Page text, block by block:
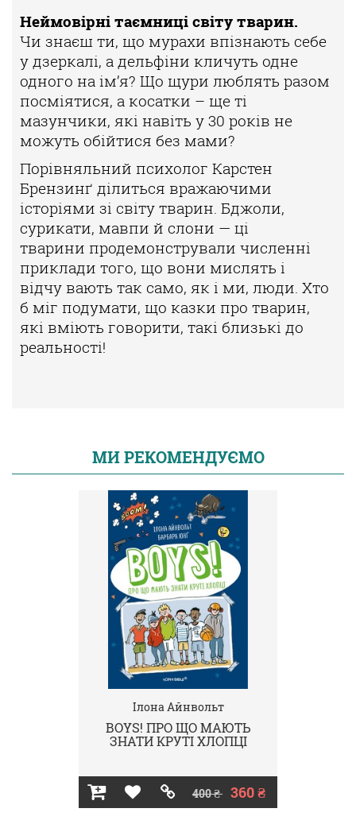
Неймовірні таємниці світу тварин.
Чи знаєш ти, що мурахи впізнають себе
у дзеркалі, а дельфіни кличуть одне
одного на ім’я? Що щури люблять разом
посміятися, а косатки – ще ті
мазунчики, які навіть у 30 років не
можуть обійтися без мами?
Порівняльний психолог Карстен
Брензинґ ділиться вражаючими
історіями зі світу тварин. Бджоли,
сурикати, мавпи й слони — ці
тварини продемонстрували численні
приклади того, що вони мислять і
відчу вають так само, як і ми, люди. Хто
б міг подумати, що казки про тварин,
які вміють говорити, такі близькі до
реальності!
МИ РЕКОМЕНДУЄМО
Ілона Айнвольт
BOYS! ПРО ЩО МАЮТЬ
ЗНАТИ КРУТІ ХЛОПЦІ
400 ₴ 360 ₴